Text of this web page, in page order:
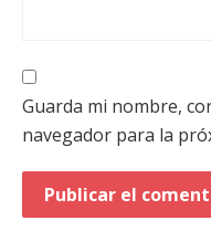
Guarda mi nombre,
navegador para la